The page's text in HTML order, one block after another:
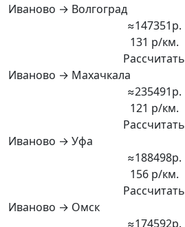
Иваново → Волгоград
≈147351р.
131 р/км.
Рассчитать
Иваново → Махачкала
≈235491р.
121 р/км.
Рассчитать
Иваново → Уфа
≈188498р.
156 р/км.
Рассчитать
Иваново → Омск
≈174592р.